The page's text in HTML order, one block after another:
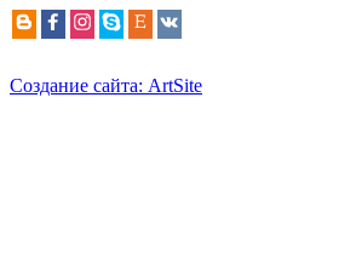
Создание сайта: ArtSite